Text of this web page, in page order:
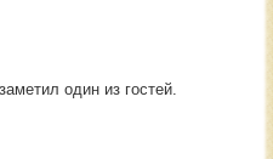
один из гостей.